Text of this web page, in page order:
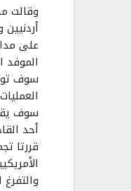
وقالت
على
الموفد
سوف
سوف
أحد
قررتا